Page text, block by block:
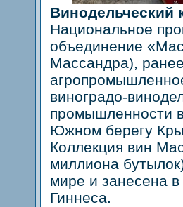
Винодельческий
Национальное
объединение
Массандра),
виноградо-
промышленности
Южном берегу
Коллекция вин
миллиона
мире и занесена
Гиннеса.